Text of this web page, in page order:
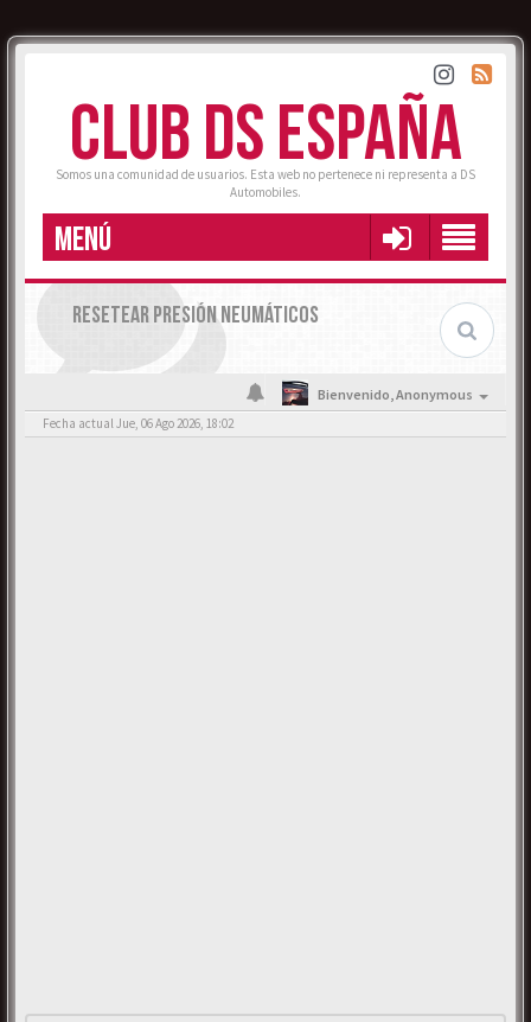
CLUB DS ESPAÑA
Somos una comunidad de usuarios. Esta web no pertenece ni representa a DS
Automobiles.
MENÚ
RESETEAR PRESIÓN NEUMÁTICOS
Bienvenido,Anonymous
Fecha actual Jue, 06 Ago 2026, 18:02